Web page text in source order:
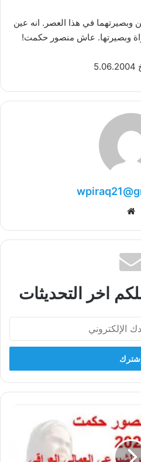
في هذا العصر. انه عين
وبصيرتها. عاش منصور حكمت!
اخر التحديثات